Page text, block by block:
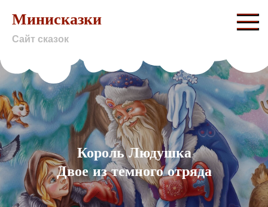
content
Минисказки
Сайт сказок
Король Людушка
Двое из темного отряда